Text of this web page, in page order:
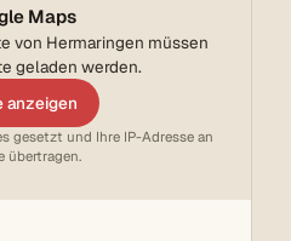
Maps
von Hermaringen müssen
geladen werden.
anzeigen
gesetzt und Ihre IP-Adresse an
übertragen.